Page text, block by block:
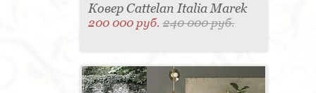
Ковер Cattelan Italia Marek
200 000 руб.240 000 руб.